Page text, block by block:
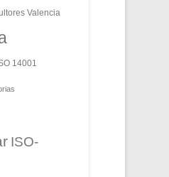
Valencia
14001
ISO-